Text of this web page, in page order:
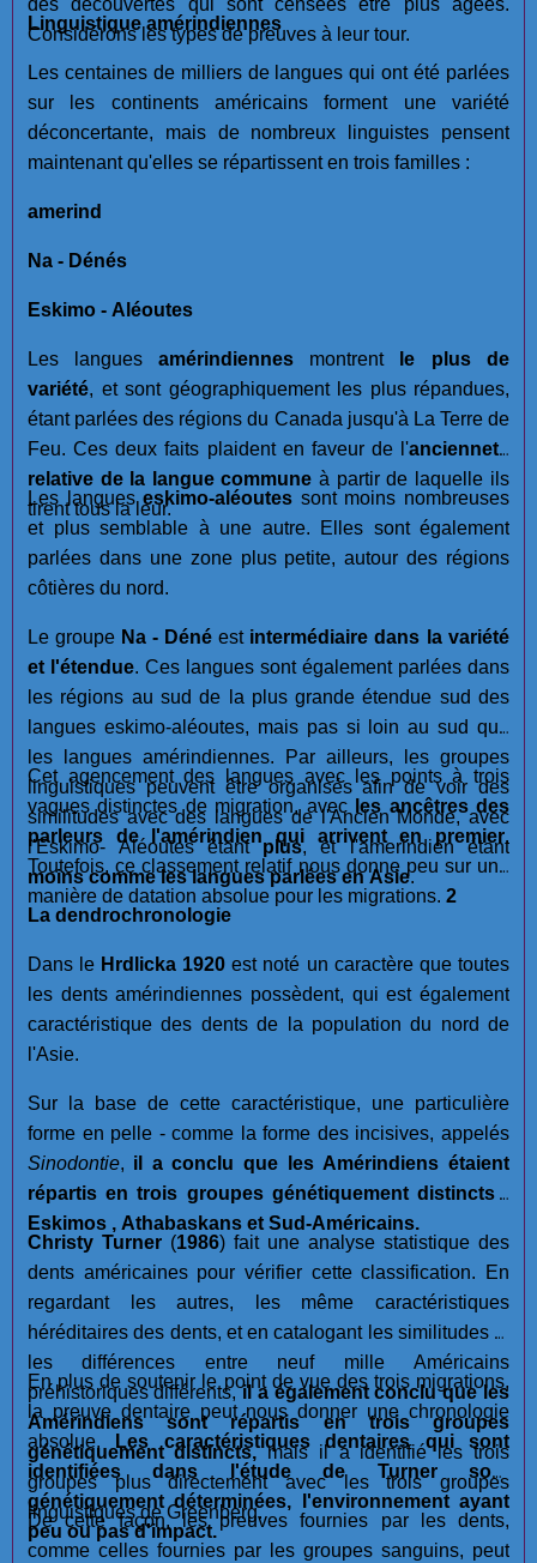
des découvertes qui sont censées être plus âgées.
Considérons les types de preuves à leur tour.
Linguistique amérindiennes
Les centaines de milliers de langues qui ont été parlées
sur les continents américains forment une variété
déconcertante, mais de nombreux linguistes pensent
maintenant qu'elles se répartissent en trois familles :
amerind
Na - Dénés
Eskimo - Aléoutes
Les langues amérindiennes montrent
le plus de
variété, et sont géographiquement les plus répandues,
étant parlées des régions du Canada jusqu'à La Terre de
Feu. Ces deux faits plaident en faveur de l'ancienneté
relative de la langue commune à partir de laquelle ils
tirent tous la leur.
Les langueseskimo-aléoutes sont moins nombreuses
et plus semblable à une autre. Elles sont également
parlées dans une zone plus petite, autour des régions
côtières du nord.
Le groupe Na - Déné est intermédiaire dans la variété
et l'étendue. Ces langues sont également parlées dans
les régions au sud de la plus grande étendue sud des
langues eskimo-aléoutes, mais pas si loin au sud que
les langues amérindiennes. Par ailleurs, les groupes
linguistiques peuvent être organisés afin de voir des
similitudes avec des langues de l'Ancien Monde, avec
l'Eskimo- Aléoutes êtantplus, et l'amerindien étant
moins comme les langues parlées en Asie.
Cet agencement des langues avec les points à trois
vagues distinctes de migration, avec les ancêtres des
parleurs de l'amérindien qui arrivent en premier.
Toutefois, ce classement relatif nous donne peu sur une
manière de datation absolue pour les migrations. 2
La dendrochronologie
Dans le Hrdlicka 1920 est noté un caractère que toutes
les dents amérindiennes possèdent, qui est également
caractéristique des dents de la population du nord de
l'Asie.
Sur la base de cette caractéristique, une particulière
forme en pelle - comme la forme des incisives, appelés
Sinodontie, il a conclu que les Amérindiens étaient
répartis en trois groupes génétiquement distincts :
Eskimos , Athabaskans et Sud-Américains.
Christy Turner (1986) fait une analyse statistique des
dents américaines pour vérifier cette classification. En
regardant les autres, les même caractéristiques
héréditaires des dents, et en catalogant les similitudes et
les différences entre neuf mille Américains
préhistoriques différents,il a également conclu que les
Amérindiens sont répartis en trois groupes
génétiquement distincts,mais il a identifié les trois
groupes plus directement avec les trois groupes
linguistiques de Greenberg.
En plus de soutenir le point de vue des trois migrations,
la preuve dentaire peut nous donner une chronologie
absolue. Les caractéristiques dentaires qui sont
identifiées dans l'étude de Turner sont
génétiquement déterminées, l'environnement ayant
peu ou pas d'impact.
De cette façon, les preuves fournies par les dents,
comme celles fournies par les groupes sanguins, peut